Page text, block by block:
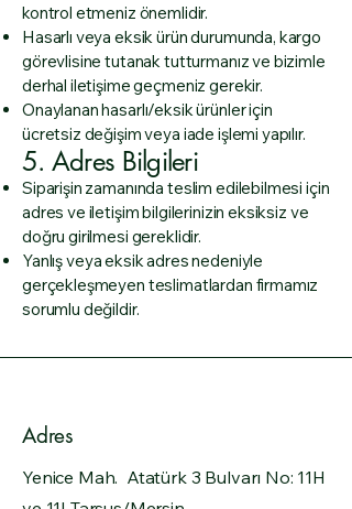
kontrol etmeniz önemlidir.
Hasarlı veya eksik ürün durumunda, kargo
görevlisine tutanak tutturmanız ve bizimle
derhal iletişime geçmeniz gerekir.
Onaylanan hasarlı/eksik ürünler için
ücretsiz değişim veya iade işlemi yapılır.
5. Adres Bilgileri
Siparişin zamanında teslim edilebilmesi için
adres ve iletişim bilgilerinizin eksiksiz ve
doğru girilmesi gereklidir.
Yanlış veya eksik adres nedeniyle
gerçekleşmeyen teslimatlardan firmamız
sorumlu değildir.
Adres
Yenice Mah. Atatürk 3 Bulvarı No: 11H